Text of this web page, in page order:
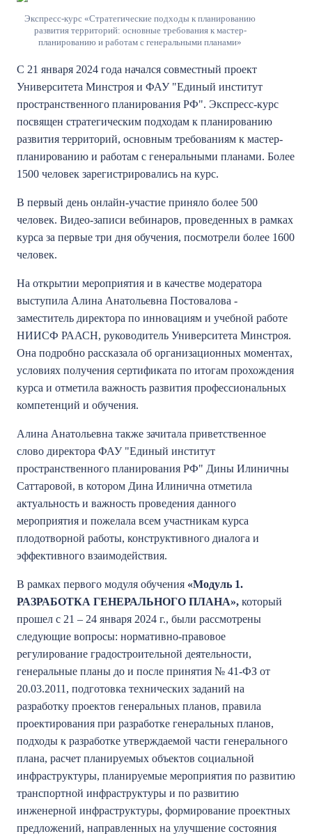
Экспресс-курс «Стратегические подходы к планированию
развития территорий: основные требования к мастер-
планированию и работам с генеральными планами»
С 21 января 2024 года начался совместный проект
Университета Минстроя и ФАУ "Единый институт
пространственного планирования РФ". Экспресс-курс
посвящен стратегическим подходам к планированию
развития территорий, основным требованиям к мастер-
планированию и работам с генеральными планами. Более
1500 человек зарегистрировались на курс.
В первый день онлайн-участие приняло более 500
человек. Видео-записи вебинаров, проведенных в рамках
курса за первые три дня обучения, посмотрели более 1600
человек.
На открытии мероприятия и в качестве модератора
выступила Алина Анатольевна Постовалова -
заместитель директора по инновациям и учебной работе
НИИСФ РААСН, руководитель Университета Минстроя.
Она подробно рассказала об организационных моментах,
условиях получения сертификата по итогам прохождения
курса и отметила важность развития профессиональных
компетенций и обучения.
Алина Анатольевна также зачитала приветственное
слово директора ФАУ "Единый институт
пространственного планирования РФ" Дины Илиничны
Саттаровой, в котором Дина Илинична отметила
актуальность и важность проведения данного
мероприятия и пожелала всем участникам курса
плодотворной работы, конструктивного диалога и
эффективного взаимодействия.
В рамках первого модуля обучения «Модуль 1.
РАЗРАБОТКА ГЕНЕРАЛЬНОГО ПЛАНА», который
прошел с 21 – 24 января 2024 г., были рассмотрены
следующие вопросы: нормативно-правовое
регулирование градостроительной деятельности,
генеральные планы до и после принятия № 41-ФЗ от
20.03.2011, подготовка технических заданий на
разработку проектов генеральных планов, правила
проектирования при разработке генеральных планов,
подходы к разработке утверждаемой части генерального
плана, расчет планируемых объектов социальной
инфраструктуры, планируемые мероприятия по развитию
транспортной инфраструктуры и по развитию
инженерной инфраструктуры, формирование проектных
предложений, направленных на улучшение состояния